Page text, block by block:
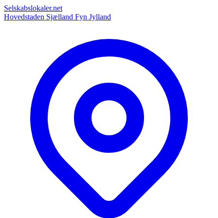
Selskabslokaler.net
Hovedstaden Sjælland Fyn Jylland